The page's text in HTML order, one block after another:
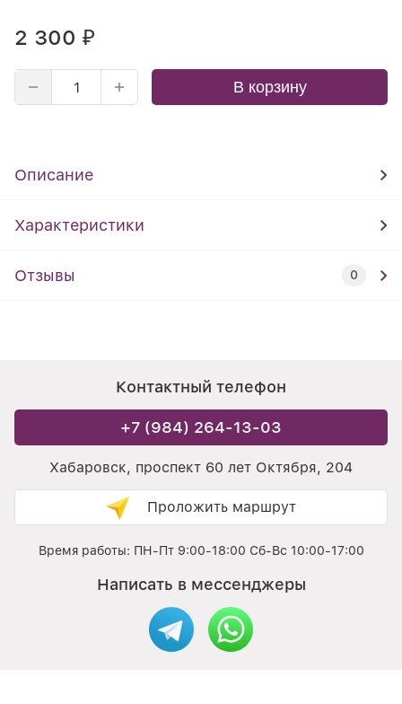
2 300 ₽
В корзину
Описание
Характеристики
Отзывы 0
Контактный телефон
+7 (984) 264-13-03
Хабаровск, проспект 60 лет Октября, 204
Проложить маршрут
Время работы: ПН-Пт 9:00-18:00 Сб-Вс 10:00-17:00
Написать в мессенджеры